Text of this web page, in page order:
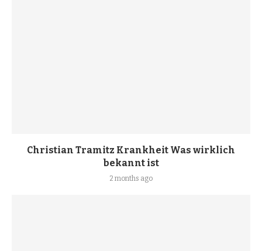
Christian Tramitz Krankheit Was wirklich
bekannt ist
2 months ago